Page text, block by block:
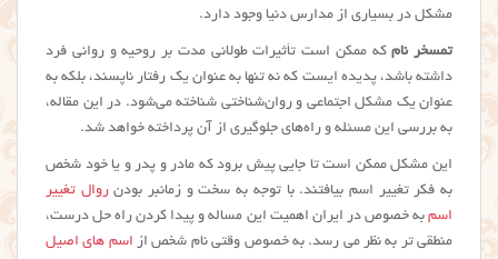
مشکل در بسیاری از مدارس دنیا وجود دارد.
تمسخر نامکه ممکن است تأثیرات طولانی مدت بر روحیه و روانی فرد
داشته باشد، پدیده ایست که نه تنها به عنوان یک رفتار ناپسند، بلکه به
عنوان یک مشکل اجتماعی و روان‌شناختی شناخته می‌شود. در این مقاله،
به بررسی این مسئله و راه‌های جلوگیری از آن پرداخته خواهد شد.
این مشکل ممکن است تا جایی پیش برود که مادر و پدر و یا خود شخص
به فکر تغییر اسم بیافتند. با توجه به سخت و زمانبر بودنروال تغییر
اسم به خصوص در ایران اهمیت این مساله و پیدا کردن راه حل درست،
منطقی تر به نظر می رسد. به خصوص وقتی نام شخص از اسم های اصیل